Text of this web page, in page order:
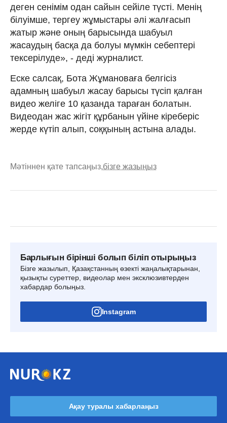
деген сенімім одан сайын сейіле түсті. Менің
білуімше, тергеу жұмыстары әлі жалғасып
жатыр және оның барысында шабуыл
жасаудың басқа да болуы мүмкін себептері
тексерілуде», - деді журналист.
Еске салсақ, Бота Жұмановаға белгісіз
адамның шабуыл жасау барысы түсіп қалған
видео желіге 10 қазанда тараған болатын.
Видеодан жас жігіт құрбанын үйіне кіреберіс
жерде күтіп алып, соққының астына алады.
Мәтіннен қате тапсаңыз,бізге жазыңыз
Барлығын бірінші болып біліп отырыңыз
Бізге жазылып, Қазақстанның өзекті жаңалықтарынан,
қызықты суреттер, видеолар мен эксклюзивтерден
хабардар болыңыз.
Instagram
Ақау туралы хабарлаңыз